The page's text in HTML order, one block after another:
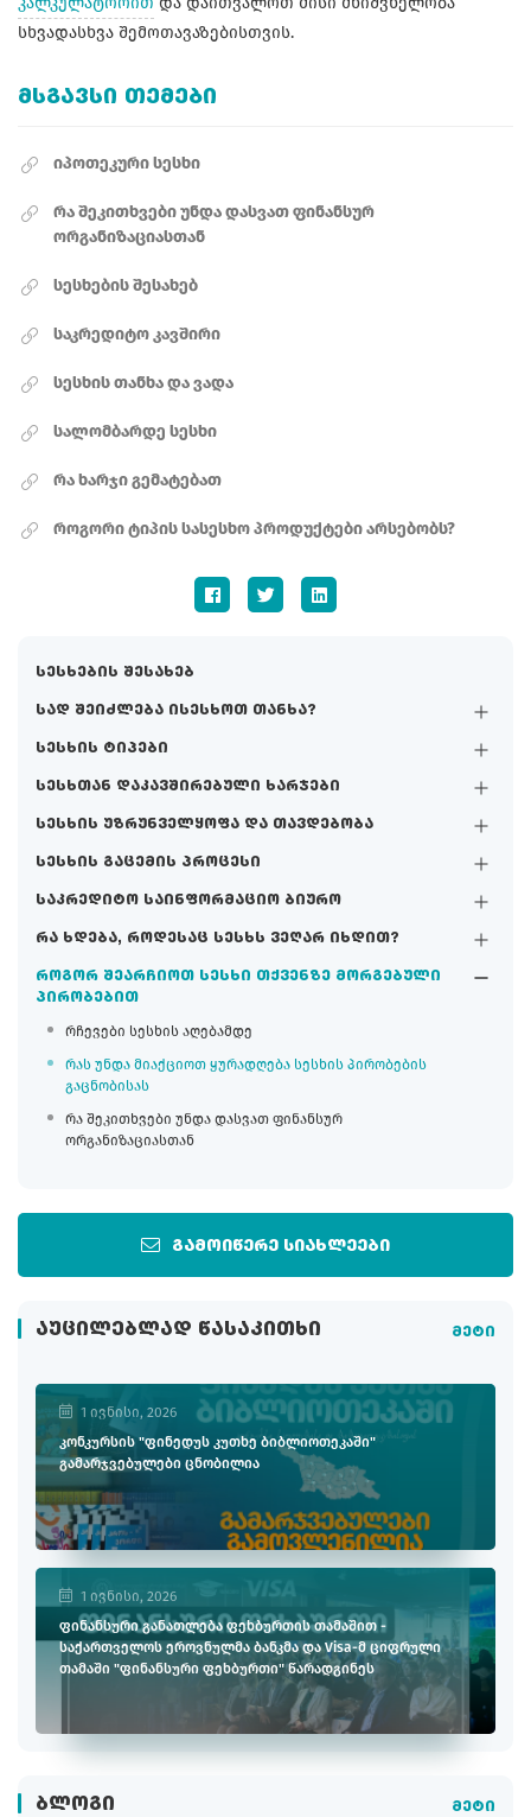
სესხების შესახებ
სად შეიძლება ისესხოთ თანხა?
სესხის ტიპები
სესხთან დაკავშირებული ხარჯები
სესხის უზრუნველყოფა და თავდებობა
სესხის გაცემის პროცესი
საკრედიტო საინფორმაციო ბიურო
რა ხდება, როდესაც სესხს ვეღარ იხდით?
როგორ შეარჩიოთ სესხი თქვენზე მორგებული
პირობებით
რჩევები სესხის აღებამდე
რას უნდა მიაქციოთ ყურადღება სესხის პირობების
გაცნობისას
რა შეკითხვები უნდა დასვათ ფინანსურ
ორგანიზაციასთან
გამოიწერე სიახლეები
ᲐᲣᲪᲘᲚᲔᲑᲚᲐᲓ ᲬᲐᲡᲐᲙᲘᲗᲮᲘ მეტი
1 ივნისი, 2026
კონკურსის "ფინედუს კუთხე ბიბლიოთეკაში"
გამარჯვებულები ცნობილია
1 ივნისი, 2026
ფინანსური განათლება ფეხბურთის თამაშით -
საქართველოს ეროვნულმა ბანკმა და Visa-მ ციფრული
თამაში "ფინანსური ფეხბურთი" წარადგინეს
ᲑᲚᲝᲒᲘ მეტი
სხვადასხვა შემოთავაზებისთვის.
ᲛᲡᲒᲐᲕᲡᲘ ᲗᲔᲛᲔᲑᲘ
იპოთეკური სესხი
რა შეკითხვები უნდა დასვათ ფინანსურ
ორგანიზაციასთან
სესხების შესახებ
საკრედიტო კავშირი
სესხის თანხა და ვადა
სალომბარდე სესხი
რა ხარჯი გემატებათ
როგორი ტიპის სასესხო პროდუქტები არსებობს?